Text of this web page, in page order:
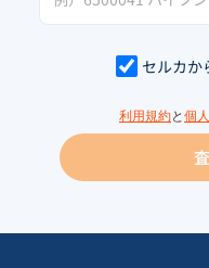
セルカか
利用規約と 個